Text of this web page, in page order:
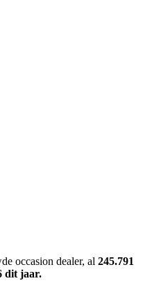
occasion dealer, al 245.791
dit jaar.